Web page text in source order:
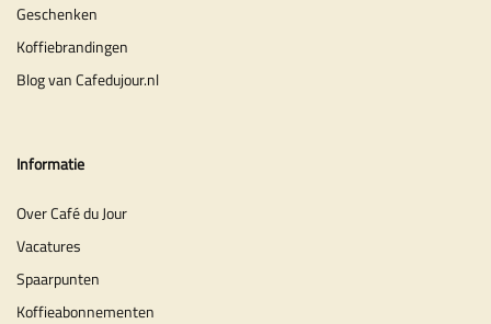
Geschenken
Koffiebrandingen
Blog van Cafedujour.nl
Informatie
Over Café du Jour
Vacatures
Spaarpunten
Koffieabonnementen